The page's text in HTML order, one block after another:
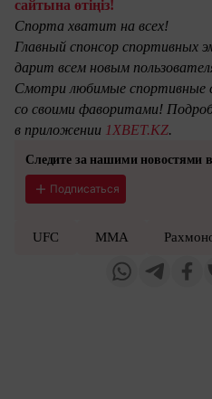
сайтына өтіңіз!
Спорта хватит на всех!
Главный спонсор спортивных
дарит всем новым
Смотри любимые спортивные
со своими фаворитами!
в приложении 1XBET.KZ.
Следите за нашими новостями
Подписаться
UFC ММА